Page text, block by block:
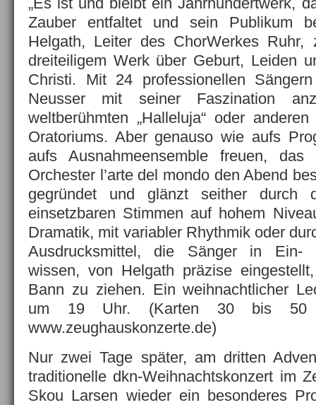
Zauber entfaltet und sein Publikum
Helgath, Leiter des ChorWerkes Ruhr,
dreiteiligem Werk über Geburt, Leiden
Christi. Mit 24 professionellen
Neusser mit seiner Faszination
weltberühmten „Halleluja“ oder
Oratoriums. Aber genauso wie aufs
aufs Ausnahmeensemble freuen,
Orchester l’arte del mondo den Abend
gegründet und glänzt seither durch
einsetzbaren Stimmen auf hohem
Dramatik, mit variabler Rhythmik oder
Ausdrucksmittel, die Sänger in Ein-
wissen, von Helgath präzise
Bann zu ziehen. Ein weihnachtlicher
um 19 Uhr. (Karten 30 bis 50
www.zeughauskonzerte.de)
Nur zwei Tage später, am dritten
traditionelle dkn-Weihnachtskonzert im
Skou Larsen wieder ein besonderes